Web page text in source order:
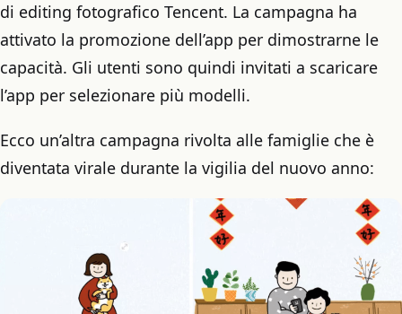
di editing fotografico Tencent. La campagna ha
attivato la promozione dell’app per dimostrarne le
capacità. Gli utenti sono quindi invitati a scaricare
l’app per selezionare più modelli.
Ecco un’altra campagna rivolta alle famiglie che è
diventata virale durante la vigilia del nuovo anno: